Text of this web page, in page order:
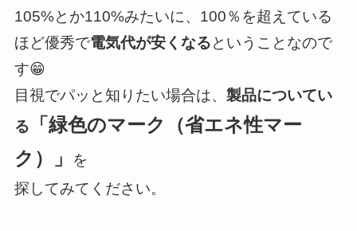
105%とか110%みたいに、100％を超えている
ほど優秀で電気代が安くなるということなので
す😁
目視でパッと知りたい場合は、 製品についてい
る
「緑色のマーク（省エネ性マー
ク）」
を
探してみてください。